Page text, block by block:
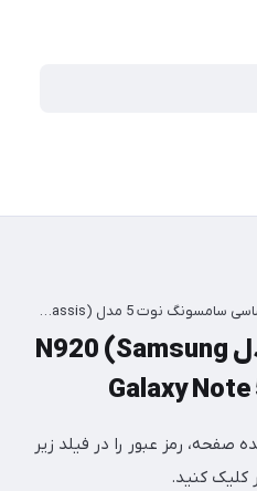
فریم و شاسی سامسونگ نوت 5 مدل N920 (Samsung Galaxy Note 5 N920 Frame & Chassis)
فریم و شاسی سامسونگ نوت 5 مدل N920 (Samsung
Galaxy
رمز عبور را در فیلد زیر
کلیک کنید.